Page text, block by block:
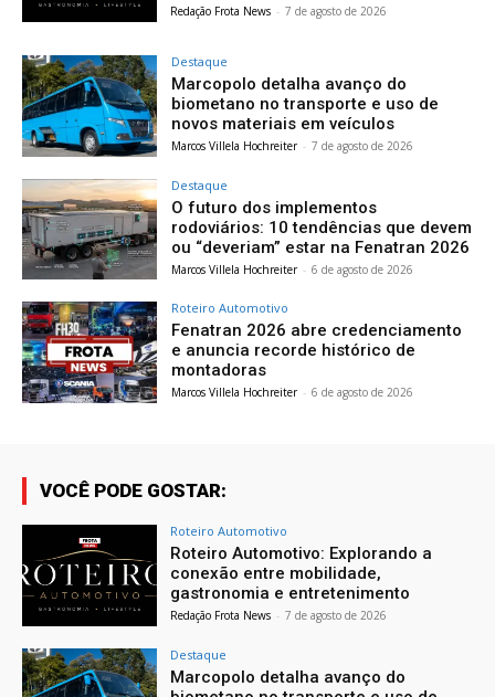
Redação Frota News - 7 de agosto de 2026
Destaque
Marcopolo detalha avanço do
biometano no transporte e uso de
novos materiais em veículos
Marcos Villela Hochreiter - 7 de agosto de 2026
Destaque
O futuro dos implementos
rodoviários: 10 tendências que devem
ou “deveriam” estar na Fenatran 2026
Marcos Villela Hochreiter - 6 de agosto de 2026
Roteiro Automotivo
Fenatran 2026 abre credenciamento
e anuncia recorde histórico de
montadoras
Marcos Villela Hochreiter - 6 de agosto de 2026
VOCÊ PODE GOSTAR:
Roteiro Automotivo
Roteiro Automotivo: Explorando a
conexão entre mobilidade,
gastronomia e entretenimento
Redação Frota News - 7 de agosto de 2026
Destaque
Marcopolo detalha avanço do